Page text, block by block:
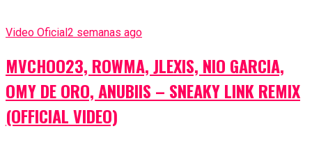
Video Oficial2 semanas ago
MVCHOO23, ROWMA, JLEXIS, NIO GARCIA,
OMY DE ORO, ANUBIIS – SNEAKY LINK REMIX
(OFFICIAL VIDEO)